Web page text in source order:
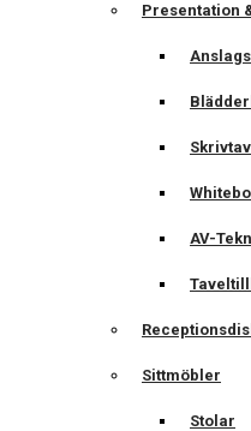
Presentation
AV-
Sittmöbler
Stolar